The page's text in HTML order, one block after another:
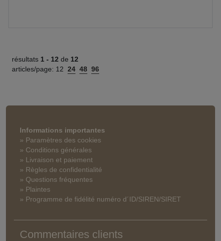
résultats 1 - 12 de 12
articles/page: 12 24 48 96
Informations importantes
» Paramètres des cookies
» Conditions générales
» Livraison et paiement
» Règles de confidentialité
» Questions fréquentes
» Plaintes
» Programme de fidélité numéro d´ID/SIREN/SIRET
Commentaires clients